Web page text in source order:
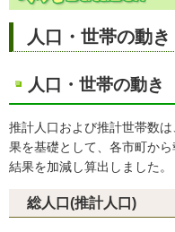
人口・世帯の動
人口・世帯の動き
推計人口および推計世帯数
果を基礎として、各市町か
結果を加減し算出しました。
総人口(推計人口)